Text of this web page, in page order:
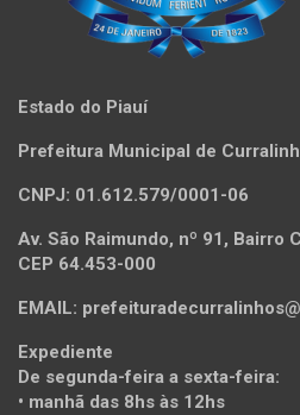
Estado do Piauí
Prefeitura Municipal de
CNPJ: 01.612.579/0001-06
Av. São Raimundo, nº 91, Bairro
CEP 64.453-000
EMAIL:
Expediente
De segunda-feira a sexta-feira:
• manhã das 8hs às 12hs